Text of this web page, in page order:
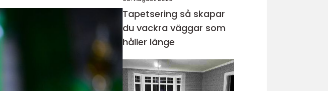
Tapetsering så skapar
du vackra väggar som
håller länge